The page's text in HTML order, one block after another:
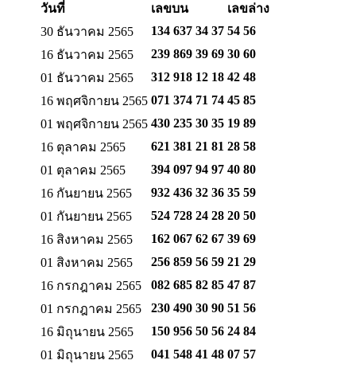
วันที่ เลขบน
เลขล่าง
30 ธันวาคม 2565
134 637 34 37 54 56
16 ธันวาคม 2565
239 869 39 69 30 60
01 ธันวาคม 2565
312 918 12 18 42 48
16 พฤศจิกายน 2565 071 374 71 74 45 85
01 พฤศจิกายน 2565 430 235 30 35 19 89
16 ตุลาคม 2565
621 381 21 81 28 58
01 ตุลาคม 2565
394 097 94 97 40 80
16 กันยายน 2565
932 436 32 36 35 59
01 กันยายน 2565
524 728 24 28 20 50
16 สิงหาคม 2565
162 067 62 67 39 69
01 สิงหาคม 2565
256 859 56 59 21 29
16 กรกฎาคม 2565
082 685 82 85 47 87
01 กรกฎาคม 2565
230 490 30 90 51 56
16 มิถุนายน 2565
150 956 50 56 24 84
01 มิถุนายน 2565
041 548 41 48 07 57